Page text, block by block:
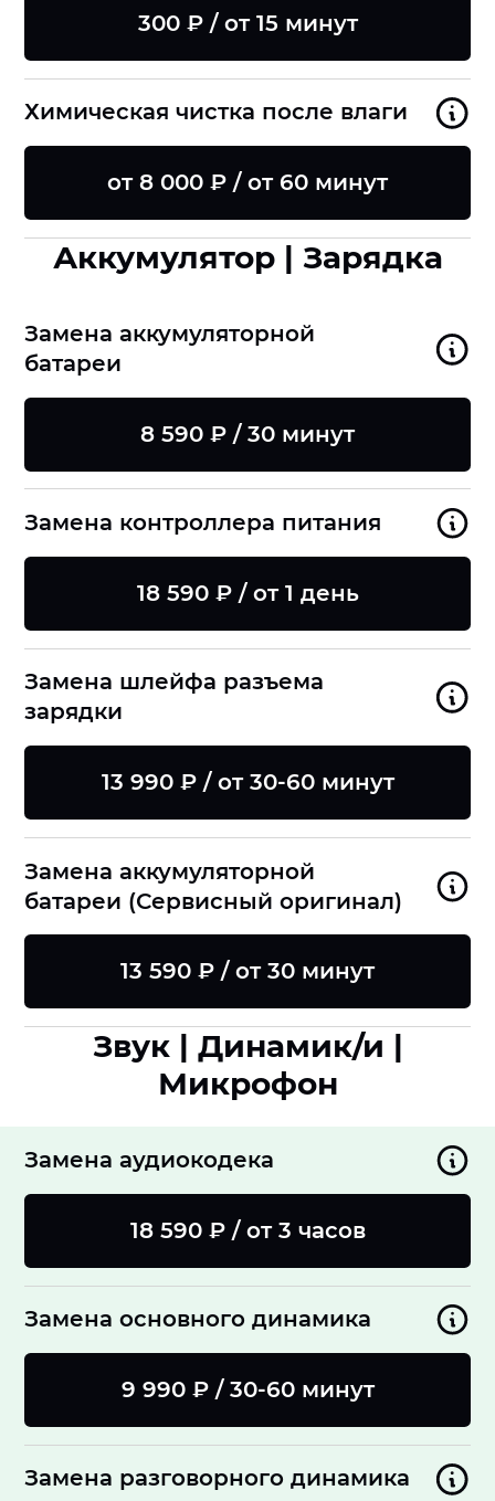
300 ₽ / от 15 минут
Химическая чистка после влаги
от 8 000 ₽ / от 60 минут
Аккумулятор | Зарядка
Замена аккумуляторной
батареи
8 590 ₽ / 30 минут
Замена контроллера питания
18 590 ₽ / от 1 день
Замена шлейфа разъема
зарядки
13 990 ₽ / от 30-60 минут
Замена аккумуляторной
батареи (Сервисный оригинал)
13 590 ₽ / от 30 минут
Звук | Динамик/и |
Микрофон
Замена аудиокодека
18 590 ₽ / от 3 часов
Замена основного динамика
9 990 ₽ / 30-60 минут
Замена разговорного динамика